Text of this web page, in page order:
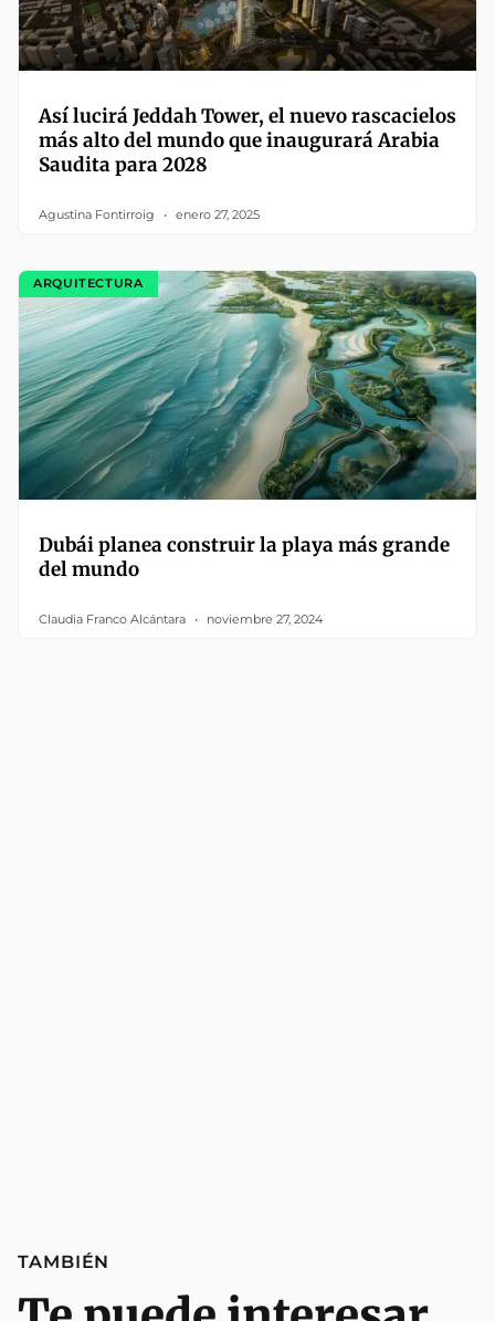
Así lucirá Jeddah Tower, el nuevo rascacielos
más alto del mundo que inaugurará Arabia
Saudita para 2028
Agustina Fontirroig enero 27, 2025
ARQUITECTURA
Dubái planea construir la playa más grande
del mundo
Claudia Franco Alcántara noviembre 27, 2024
TAMBIÉN